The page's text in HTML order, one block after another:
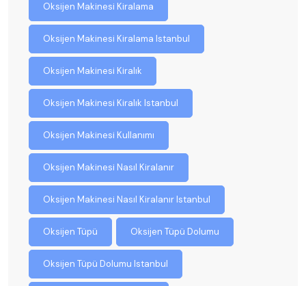
Oksijen Makinesi Kiralama
Oksijen Makinesi Kiralama Istanbul
Oksijen Makinesi Kiralık
Oksijen Makinesi Kiralık Istanbul
Oksijen Makinesi Kullanımı
Oksijen Makinesi Nasıl Kiralanır
Oksijen Makinesi Nasıl Kiralanır Istanbul
Oksijen Tüpü Oksijen Tüpü Dolumu
Oksijen Tüpü Dolumu Istanbul